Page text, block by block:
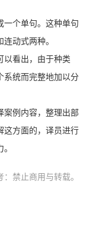
一个单句。这种单句
动式两种。
以看出，由于种类
系统而完整地加以分
案例内容，整理出部
这方面的，译员进行
禁止商用与转载。